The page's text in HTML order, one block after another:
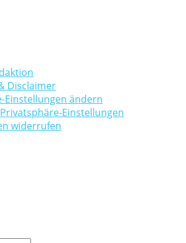
Disclaimer
Einstellungen ändern
Einstellungen
widerrufen